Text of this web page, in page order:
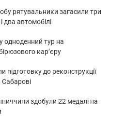
рятувальники загасили три
два автомобілі
одноденний тур на
кар’єру
підготовку до реконструкції
здобули 22 медалі на